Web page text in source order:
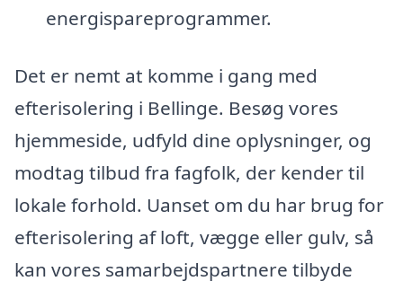
energispareprogrammer.
Det er nemt at komme i gang med
efterisolering i Bellinge. Besøg vores
hjemmeside, udfyld dine oplysninger, og
modtag tilbud fra fagfolk, der kender til
lokale forhold. Uanset om du har brug for
efterisolering af loft, vægge eller gulv, så
kan vores samarbejdspartnere tilbyde